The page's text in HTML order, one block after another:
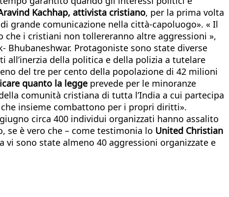
Kachhap, attivista cristiano, per la prima volta
grande comunicazione nella città-capoluogo». « Il
i cristiani non tollereranno altre aggressioni »,
Bhubaneshwar. Protagoniste sono state diverse
all’inerzia della politica e della polizia a tutelare
del tre per cento della popolazione di 42 milioni
quanto la legge prevede per le minoranze
comunità cristiana di tutta l’India a cui partecipa
insieme combattono per i propri diritti».
circa 400 individui organizzati hanno assalito
è vero che – come testimonia lo United Christian
sono state almeno 40 aggressioni organizzate e